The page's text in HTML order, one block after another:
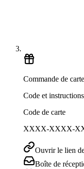
Commande de
Code et
Code de carte
XXXX-XXXX-
Ouvrir le lien
Boîte de